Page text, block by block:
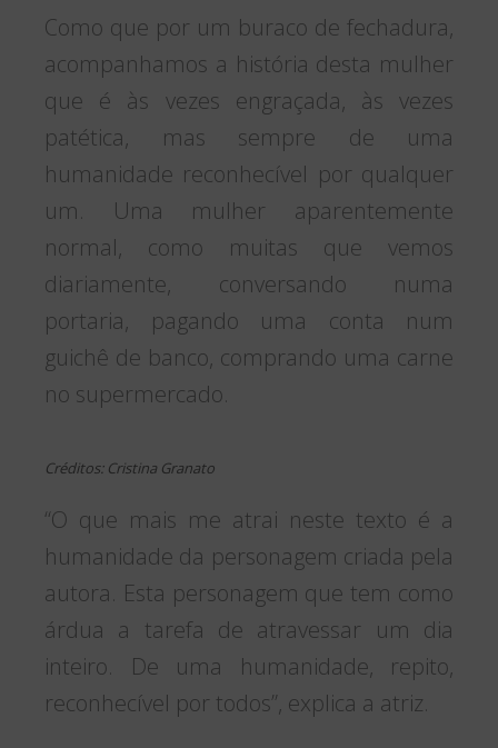
Como que por um buraco de fechadura,
acompanhamos a história desta mulher
que é às vezes engraçada, às vezes
patética, mas sempre de uma
humanidade reconhecível por qualquer
um. Uma mulher aparentemente
normal, como muitas que vemos
diariamente, conversando numa
portaria, pagando uma conta num
guichê de banco, comprando uma carne
no supermercado.
Créditos: Cristina Granato
“O que mais me atrai neste texto é a
humanidade da personagem criada pela
autora. Esta personagem que tem como
árdua a tarefa de atravessar um dia
inteiro. De uma humanidade, repito,
reconhecível por todos”, explica a atriz.